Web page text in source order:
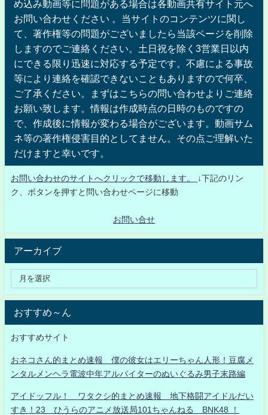
め込み動画等に問題がある場合は各動画共有サイト元へ
お問い合わせください 。当サイトのコンテンツに関し
て、著作権等の問題がございましたら当該ページを削除
しますのでご連絡ください。土日祝を除く3営業日以内
にできる限り迅速に対応する予定です。不慮による事故
等により連絡を確認できないこともありますので何卒、
ご了承ください。まずはこちらの問い合わせよりご連絡
お願い致します。情報は作成時点の日時のものですの
で、作成後に情報が変わる場合がございます。動画サム
ネ等の著作権侵害目的としてません。その点ご理解いた
だけますと幸いです。
お問い合わせのサイトへクリックで移動します。
↓下記のリン
ク、ボタンを押すと問い合わせページに移動
お問い合せ
アーカイブ
おすすめ～ん
おすすめサイト
おネコさん的まとめ速報 僕の彼女はエリーちゃん人形！豆腐メ
ンタルメンヘラ電波中年アルバイターのぬいぐるみ男子末路編
アイドッフル！ ワタクシ的まとめ速報 地下格闘アイドルだい
すき！23 ひうらのアニメ放送局101ちゃんねる BNK48 ！